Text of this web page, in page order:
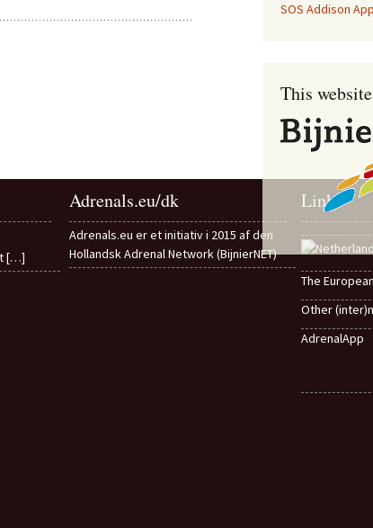
SOS Addison App
This
[…]
Adrenals.eu/dk
Adrenals.eu er et initiativ i 2015 af den
Hollandsk Adrenal Network (BijnierNET)
Links
The
Other
AdrenalApp